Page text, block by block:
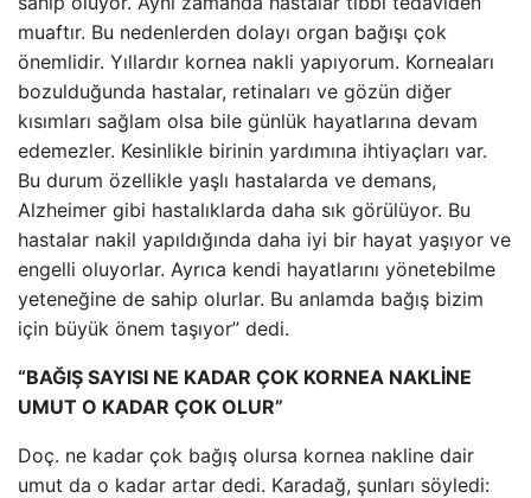
muaftır. Bu nedenlerden dolayı organ bağışı çok
önemlidir. Yıllardır kornea nakli yapıyorum. Korneaları
bozulduğunda hastalar, retinaları ve gözün diğer
kısımları sağlam olsa bile günlük hayatlarına devam
edemezler. Kesinlikle birinin yardımına ihtiyaçları var.
Bu durum özellikle yaşlı hastalarda ve demans,
Alzheimer gibi hastalıklarda daha sık görülüyor. Bu
hastalar nakil yapıldığında daha iyi bir hayat yaşıyor ve
engelli oluyorlar. Ayrıca kendi hayatlarını yönetebilme
yeteneğine de sahip olurlar. Bu anlamda bağış bizim
için büyük önem taşıyor” dedi.
“BAĞIŞ SAYISI NE KADAR ÇOK KORNEA NAKLİNE
UMUT O KADAR ÇOK OLUR”
Doç. ne kadar çok bağış olursa kornea nakline dair
umut da o kadar artar dedi. Karadağ, şunları söyledi: